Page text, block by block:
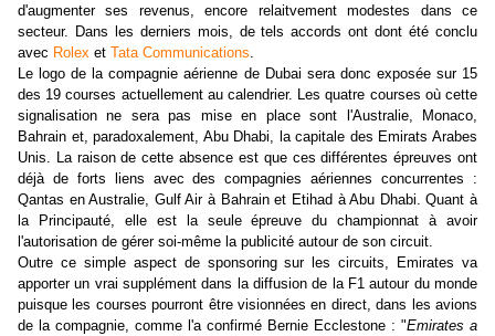
d'augmenter ses revenus, encore relaitvement modestes dans ce
secteur. Dans les derniers mois, de tels accords ont dont été conclu
avec Rolex et Tata Communications.
Le logo de la compagnie aérienne de Dubai sera donc exposée sur 15
des 19 courses actuellement au calendrier. Les quatre courses où cette
signalisation ne sera pas mise en place sont l'Australie, Monaco,
Bahrain et, paradoxalement, Abu Dhabi, la capitale des Emirats Arabes
Unis. La raison de cette absence est que ces différentes épreuves ont
déjà de forts liens avec des compagnies aériennes concurrentes :
Qantas en Australie, Gulf Air à Bahrain et Etihad à Abu Dhabi. Quant à
la Principauté, elle est la seule épreuve du championnat à avoir
l'autorisation de gérer soi-même la publicité autour de son circuit.
Outre ce simple aspect de sponsoring sur les circuits, Emirates va
apporter un vrai supplément dans la diffusion de la F1 autour du monde
puisque les courses pourront être visionnées en direct, dans les avions
de la compagnie, comme l'a confirmé Bernie Ecclestone : "Emirates a